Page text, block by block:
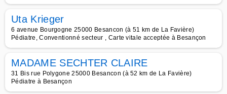
Uta Krieger
6 avenue Bourgogne 25000 Besancon (à 51 km de La Favière)
Pédiatre, Conventionné secteur , Carte vitale acceptée à Besançon
MADAME SECHTER CLAIRE
31 Bis rue Polygone 25000 Besancon (à 52 km de La Favière)
Pédiatre à Besançon